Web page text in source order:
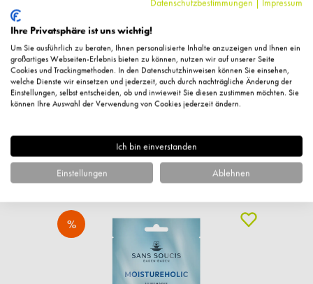
Fragen zum Artikel?
Ähnliche Artikel
%
Ihre Privatsphäre ist uns wichtig!
Um Sie ausführlich zu beraten, Ihnen personalisierte Inhalte anzuzeigen und Ihnen ein
großartiges Webseiten-Erlebnis bieten zu können, nutzen wir auf unserer Seite
Cookies und Trackingmethoden. In den Datenschutzhinweisen können Sie einsehen,
welche Dienste wir einsetzen und jederzeit, auch durch nachträgliche Änderung der
Einstellungen, selbst entscheiden, ob und inwieweit Sie diesen zustimmen möchten. Sie
können Ihre Auswahl der Verwendung von Cookies jederzeit ändern.
Ich bin einverstanden
Einstellungen Ablehnen